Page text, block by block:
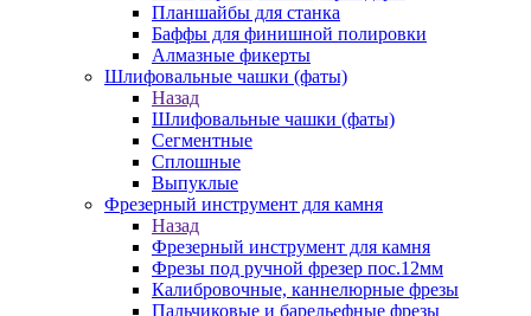
Планшайбы для станка
Баффы для финишной полировки
Алмазные фикерты
Шлифовальные чашки (фаты)
Назад
Шлифовальные чашки (фаты)
Сегментные
Сплошные
Выпуклые
Фрезерный инструмент для камня
Назад
Фрезерный инструмент для камня
Фрезы под ручной фрезер пос.12мм
Калибровочные, каннелюрные фрезы
Пальчиковые и барельефные фрезы